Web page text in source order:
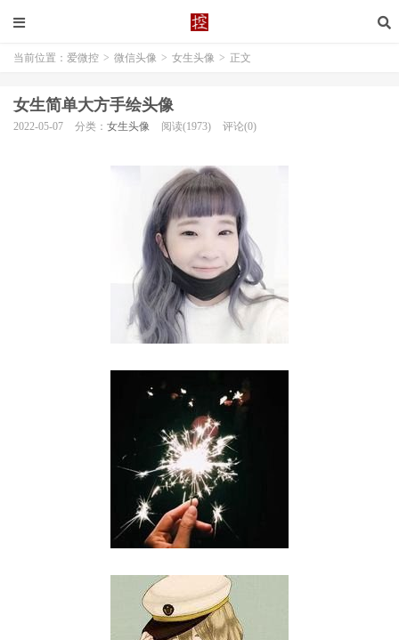
当前位置： 爱微控 > 微信头像 > 女生头像 > 正文
女生简单大方手绘头像
2022-05-07 分类： 女生头像 阅读(1973) 评论(0)